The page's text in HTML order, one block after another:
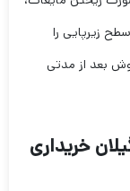
زیرپایی را
بعد از مدتی
خریداری